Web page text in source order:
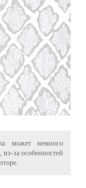
может немного
из-за особенностей